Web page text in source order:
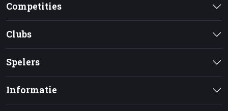
Competities
Clubs
Spelers
Informatie